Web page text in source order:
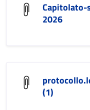
Capitolato-
2026
(1)